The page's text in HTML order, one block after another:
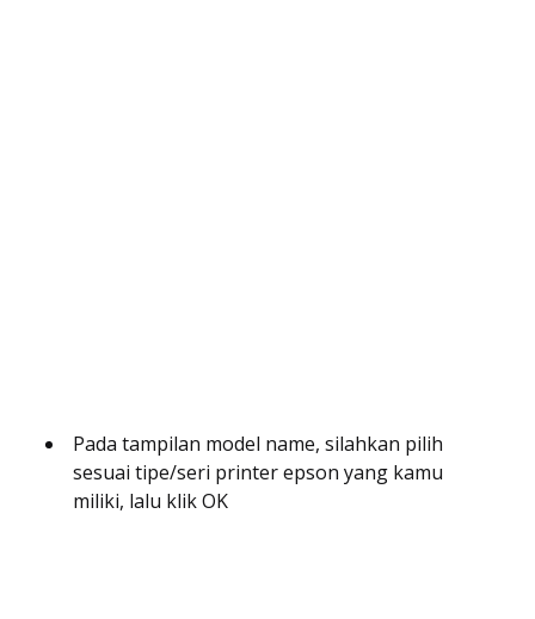
Pada tampilan model name, silahkan pilih
sesuai tipe/seri printer epson yang kamu
miliki, lalu klik OK